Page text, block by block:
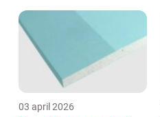
03 april 2026